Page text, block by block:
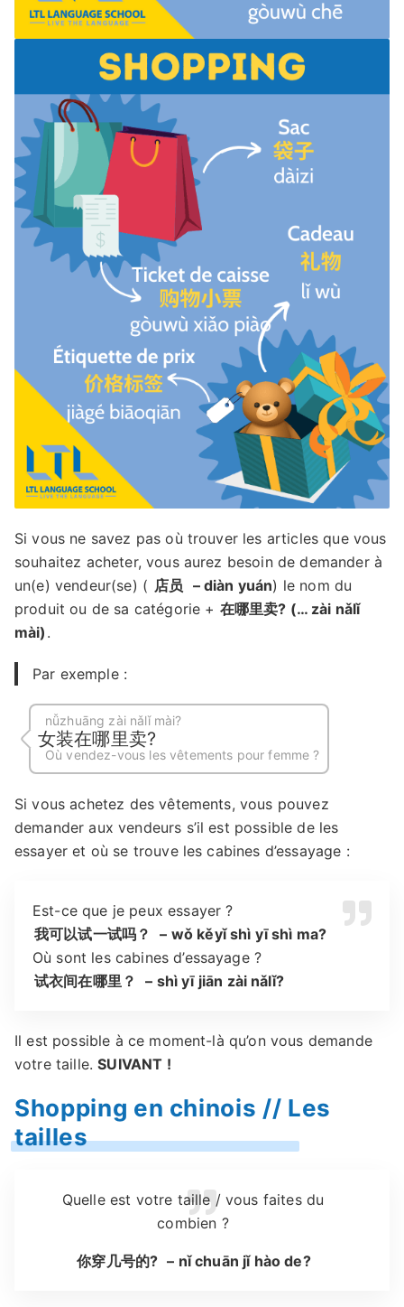
Si vous ne savez pas où trouver les articles que vous
souhaitez acheter, vous aurez besoin de demander à
un(e) vendeur(se) ( 店员 – diàn yuán) le nom du
produit ou de sa catégorie + 在哪里卖? (… zài nǎlǐ
mài) .
Par exemple :
nǚzhuāng zài nǎlǐ mài?
女装在哪里卖?
Où vendez-vous les vêtements pour femme ?
Si vous achetez des vêtements, vous pouvez
demander aux vendeurs s’il est possible de les
essayer et où se trouve les cabines d’essayage :
Est-ce que je peux essayer ?
我可以试一试吗？
– wǒ kěyǐ shì yī shì ma?
Où sont les cabines d’essayage ?
试衣间在哪里？
– shì yī jiān zài nǎlǐ?
Il est possible à ce moment-là qu’on vous demande
votre taille.SUIVANT !
Shopping en chinois // Les
tailles
Quelle est votre taille / vous faites du
combien ?
你穿几号的? – nǐ chuān jǐ hào de?